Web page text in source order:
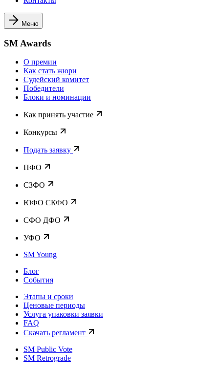
Меню
SM Awards
О премии
Как стать жюри
Судейский комитет
Победители
Блоки и номинации
Как принять участие
Конкурсы
Подать заявку
ПФО
СЗФО
ЮФО СКФО
CФО ДФО
УФО
SM Young
Блог
События
Этапы и сроки
Ценовые периоды
Услуга упаковки заявки
FAQ
Скачать регламент
SM Public Vote
SM Retrograde